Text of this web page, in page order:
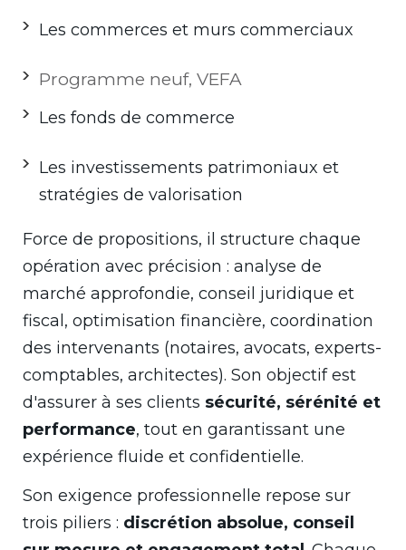
Les commerces et murs commerciaux
Programme neuf, VEFA
Les fonds de commerce
Les investissements patrimoniaux et
stratégies de valorisation
Force de propositions, il structure chaque
opération avec précision : analyse de
marché approfondie, conseil juridique et
fiscal, optimisation financière, coordination
des intervenants (notaires, avocats, experts-
comptables, architectes). Son objectif est
d'assurer à ses clients sécurité, sérénité et
performance, tout en garantissant une
expérience fluide et confidentielle.
Son exigence professionnelle repose sur
trois piliers : discrétion absolue, conseil